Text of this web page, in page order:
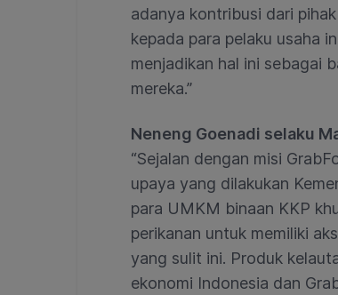
adanya kontribusi dari
kepada para pelaku usaha
menjadikan hal ini sebagai
mereka.”
Neneng Goenadi selaku
“Sejalan dengan misi
upaya yang dilakukan
para UMKM binaan KKP
perikanan untuk memiliki
yang sulit ini. Produk
ekonomi Indonesia dan